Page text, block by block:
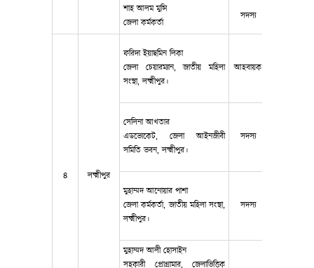
শাহ আলম মুন্সি
জেলা কর্মকর্তা
সদস্য
৪ লক্ষ্মীপুর
ফরিদা ইয়াছমিন লিকা
জেলা চেয়ারম্যান, জাতীয় মহিলা
সংস্থা, লক্ষ্মীপুর।
আহবায়ক
সেলিনা আখতার
এডভোকেট, জেলা আইনজীবী
সমিতি ভবন, লক্ষ্মীপুর।
সদস্য
মুহাম্মদ আনোয়ার পাশা
জেলা কর্মকর্তা, জাতীয় মহিলা সংস্থা,
লক্ষ্মীপুর।
সদস্য
মুহাম্মদ আলী হোসাইন
সহকারী প্রোগ্রামার, জেলাভিত্তিক